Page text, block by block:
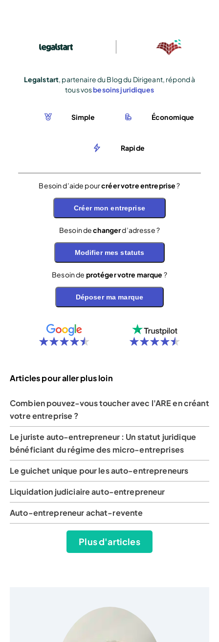
Legalstart, partenaire du Blog du Dirigeant, répond à
tous vosbesoins juridiques
Simple Économique
Rapide
Besoin d’aide pourcréer votre entreprise?
Créer mon entreprise
Besoin dechangerd’adresse ?
Modifier mes statuts
Besoin de protéger votre marque ?
Déposer ma marque
Articles pour aller plus loin
Combien pouvez-vous toucher avec l'ARE en créant
votre entreprise ?
Le juriste auto-entrepreneur : Un statut juridique
bénéficiant du régime des micro-entreprises
Le guichet unique pour les auto-entrepreneurs
Liquidation judiciaire auto-entrepreneur
Auto-entrepreneur achat-revente
Plus d'articles